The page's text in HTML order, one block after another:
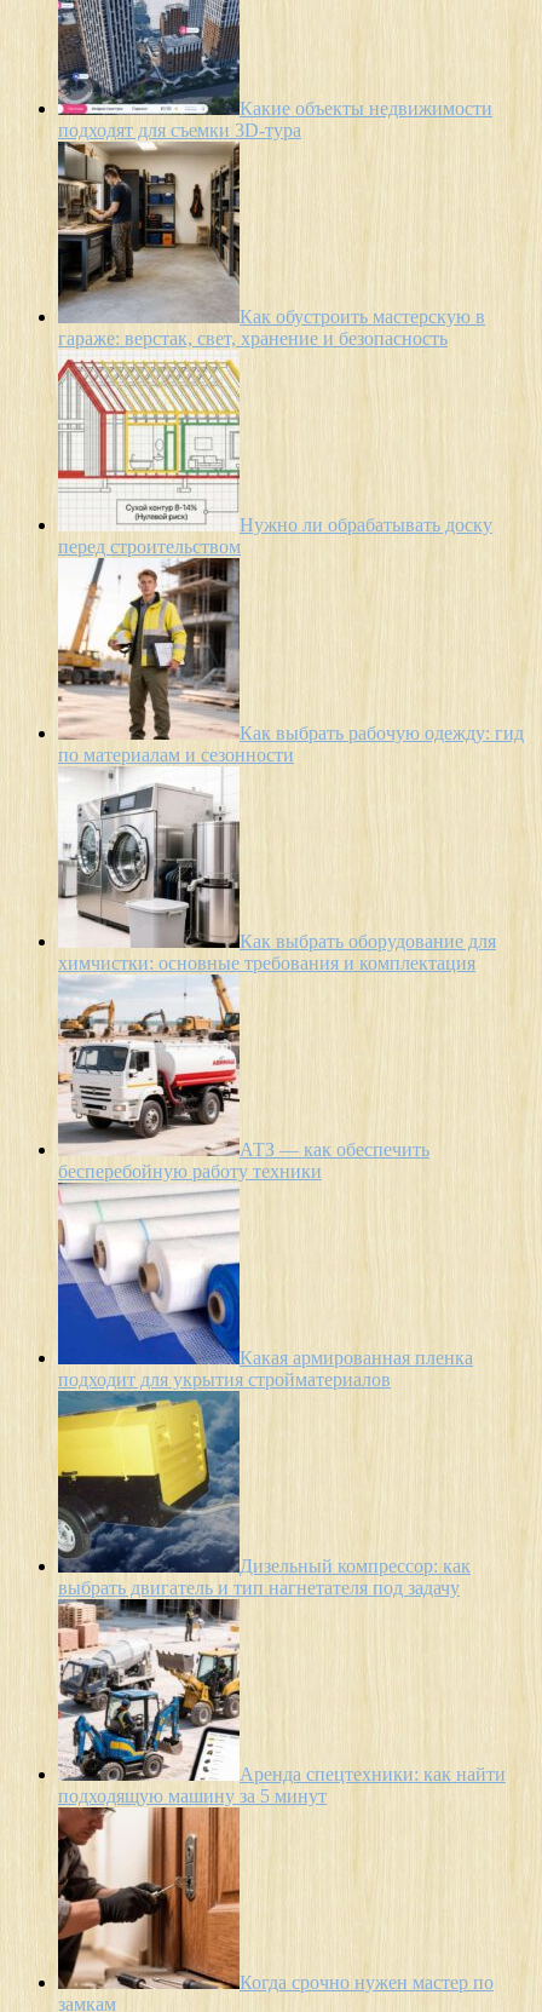
Какие объекты недвижимости
подходят для съемки 3D-тура
Как обустроить мастерскую в
гараже: верстак, свет, хранение и безопасность
Нужно ли обрабатывать доску
перед строительством
Как выбрать рабочую одежду: гид
по материалам и сезонности
Как выбрать оборудование для
химчистки: основные требования и комплектация
АТЗ — как обеспечить
бесперебойную работу техники
Какая армированная пленка
подходит для укрытия стройматериалов
Дизельный компрессор: как
выбрать двигатель и тип нагнетателя под задачу
Аренда спецтехники: как найти
подходящую машину за 5 минут
Когда срочно нужен мастер по
замкам